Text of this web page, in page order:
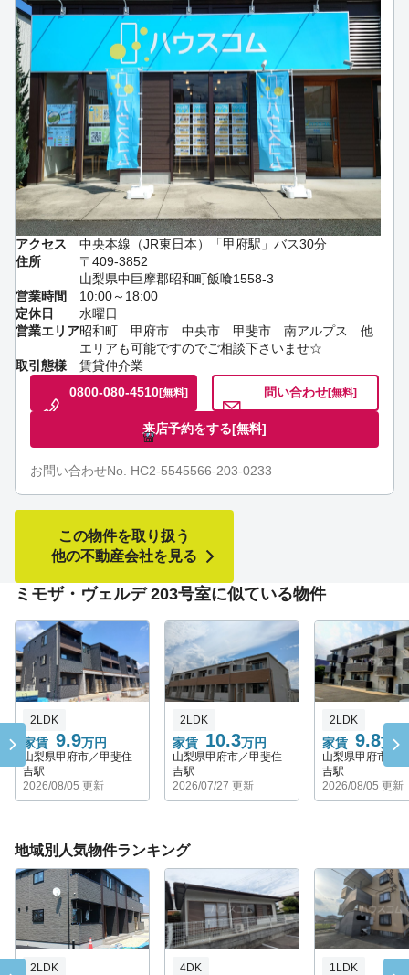
アクセス
中央本線（JR東日本）「甲府駅」バス30分
住所
〒409-3852
山梨県中巨摩郡昭和町飯喰1558-3
営業時間
10:00～18:00
定休日
水曜日
営業エリア昭和町 甲府市 中央市 甲斐市 南アルプス 他
エリアも可能ですのでご相談下さいませ☆
取引態様
賃貸仲介業
0800-080-4510[無料] 問い合わせ[無料]
来店予約をする[無料]
お問い合わせNo. HC2-5545566-203-0233
この物件を取り扱う
他の不動産会社を見る
ミモザ・ヴェルデ 203号室に似ている物件
家賃 9.9万円
2LDK
山梨県甲府市／甲斐住
吉駅
2026/08/05 更新
家賃 10.3万円
2LDK
山梨県甲府市／甲斐住
吉駅
2026/07/27 更新
家賃 9.8万円
2LDK
山梨県甲府市／
吉駅
2026/08/05 更新
地域別人気物件ランキング
2LDK 4DK 1LDK